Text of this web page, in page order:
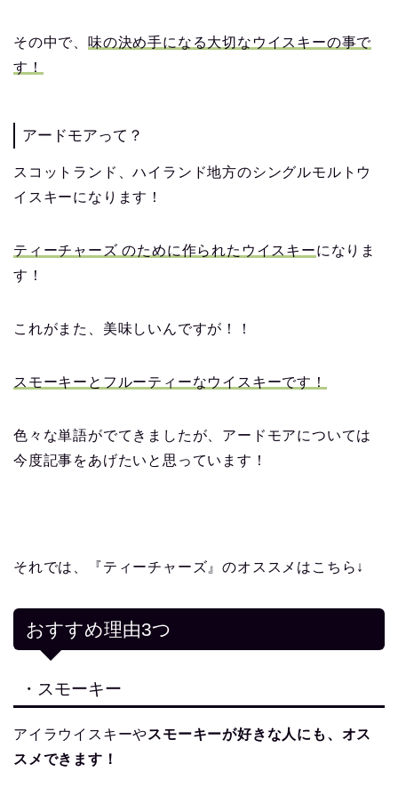
その中で、 味の決め手になる大切なウイスキーの事で
す！
アードモアって？
スコットランド、ハイランド地方のシングルモルトウ
イスキーになります！
ティーチャーズ のために作られたウイスキーになりま
す！
これがまた、美味しいんですが！！
スモーキーとフルーティーなウイスキーです！
色々な単語がでてきましたが、アードモアについては
今度記事をあげたいと思っています！
それでは、『ティーチャーズ』のオススメはこちら↓
おすすめ理由3つ
・スモーキー
アイラウイスキーやスモーキーが好きな人にも、オス
スメできます！